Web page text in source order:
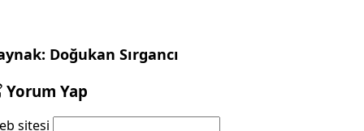
Doğukan Sırgancı
Yorum Yap
sitesi